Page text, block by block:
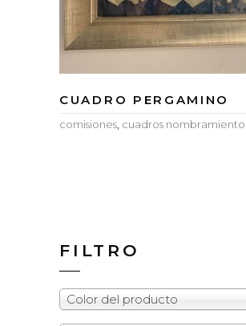
CUADRO PERGAMINO
comisiones, cuadros nombramiento
FILTRO
Color del producto